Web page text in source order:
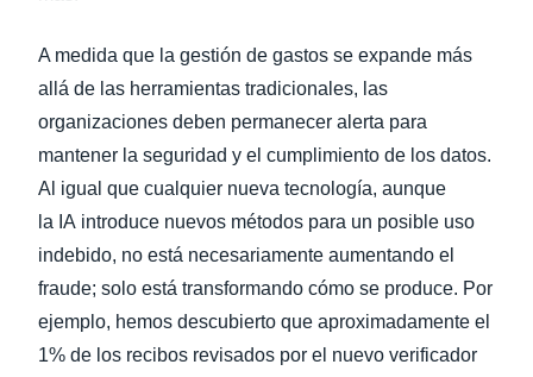
A medida que la gestión de gastos se expande más
allá de las herramientas tradicionales, las
organizaciones deben permanecer alerta para
mantener la seguridad y el cumplimiento de los datos.
Al igual que cualquier nueva tecnología, aunque
la IA introduce nuevos métodos para un posible uso
indebido, no está necesariamente aumentando el
fraude; solo está transformando cómo se produce. Por
ejemplo, hemos descubierto que aproximadamente el
1% de los recibos revisados por el nuevo verificador